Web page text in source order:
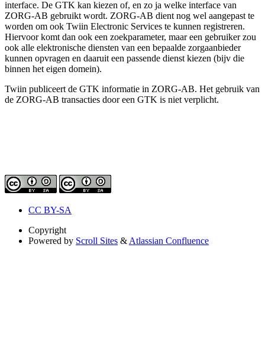
interface. De GTK kan kiezen of, en zo ja welke interface van
ZORG-AB gebruikt wordt. ZORG-AB dient nog wel aangepast te
worden om ook Twiin Electronic Services te kunnen registreren.
Hiervoor komt dan ook een zoekparameter, maar een gebruiker zou
ook alle elektronische diensten van een bepaalde zorgaanbieder
kunnen opvragen en daaruit een passende dienst kiezen (bijv die
binnen het eigen domein).
Twiin publiceert de GTK informatie in ZORG-AB. Het gebruik van
de ZORG-AB transacties door een GTK is niet verplicht.
CC BY-SA
Copyright
Powered by Scroll Sites & Atlassian Confluence